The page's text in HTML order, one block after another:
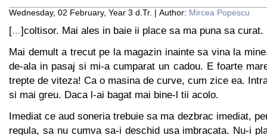
Wednesday, 02 February, Year 3 d.Tr. | Author: Mircea Popescu
[...]coltisor. Mai ales in baie ii place sa ma puna sa curat.
Mai demult a trecut pe la magazin inainte sa vina la
de-ala in pasaj si mi-a cumparat un cadou. E foarte
trepte de viteza! Ca o masina de curve, cum zice ea.
si mai greu. Daca l-ai bagat mai bine-l tii acolo.
Imediat ce aud soneria trebuie sa ma dezbrac imediat,
regula, sa nu cumva sa-i deschid usa imbracata. Nu-i